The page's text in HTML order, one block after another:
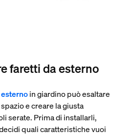
faretti da esterno
in giardino può esaltare
e creare la giusta
serate. Prima di installarli,
quali caratteristiche vuoi